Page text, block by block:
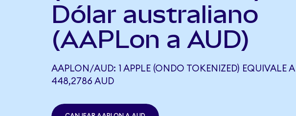
Dólar australiano
(AAPLon a AUD)
AAPLON/AUD: 1 APPLE (ONDO TOKENIZED) EQUIVALE A
448,2786 AUD